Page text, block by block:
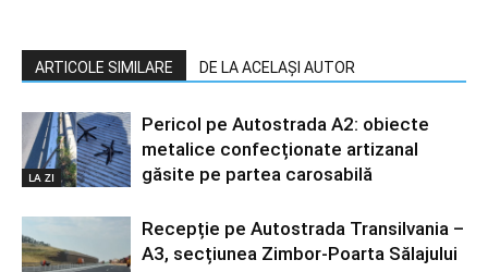
ARTICOLE SIMILARE DE LA ACELAȘI AUTOR
LA ZI
Pericol pe Autostrada A2: obiecte
metalice confecționate artizanal
găsite pe partea carosabilă
Recepție pe Autostrada Transilvania –
A3, secțiunea Zimbor-Poarta Sălajului